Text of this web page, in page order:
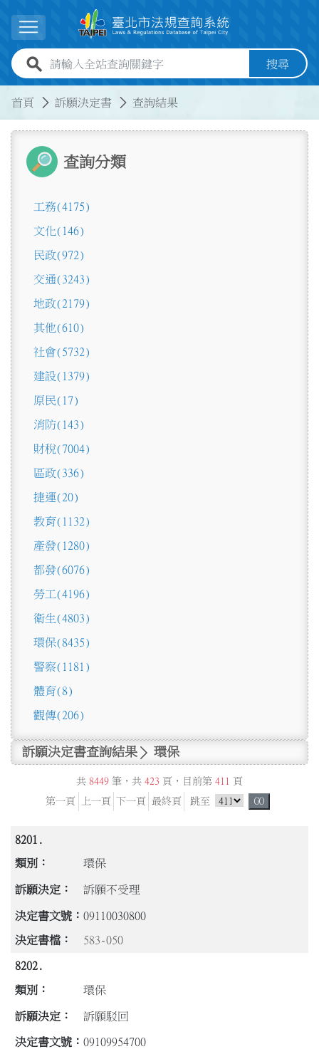
展開選單
全站查詢關鍵字欄位 搜尋
首頁 訴願決定書 查詢結果
查詢分類
工務(4175)
文化(146)
民政(972)
交通(3243)
地政(2179)
其他(610)
社會(5732)
建設(1379)
原民(17)
消防(143)
財稅(7004)
區政(336)
捷運(20)
教育(1132)
產發(1280)
都發(6076)
勞工(4196)
衛生(4803)
環保(8435)
警察(1181)
體育(8)
觀傳(206)
訴願決定書查詢結果 環保
共 8449 筆，共 423 頁，目前第 411
頁
第一頁
上一頁 下一頁 最終頁 跳至 跳頁選單 GO
8201.
環保
訴願不受理
09110030800
583-050
8202.
環保
訴願駁回
09109954700